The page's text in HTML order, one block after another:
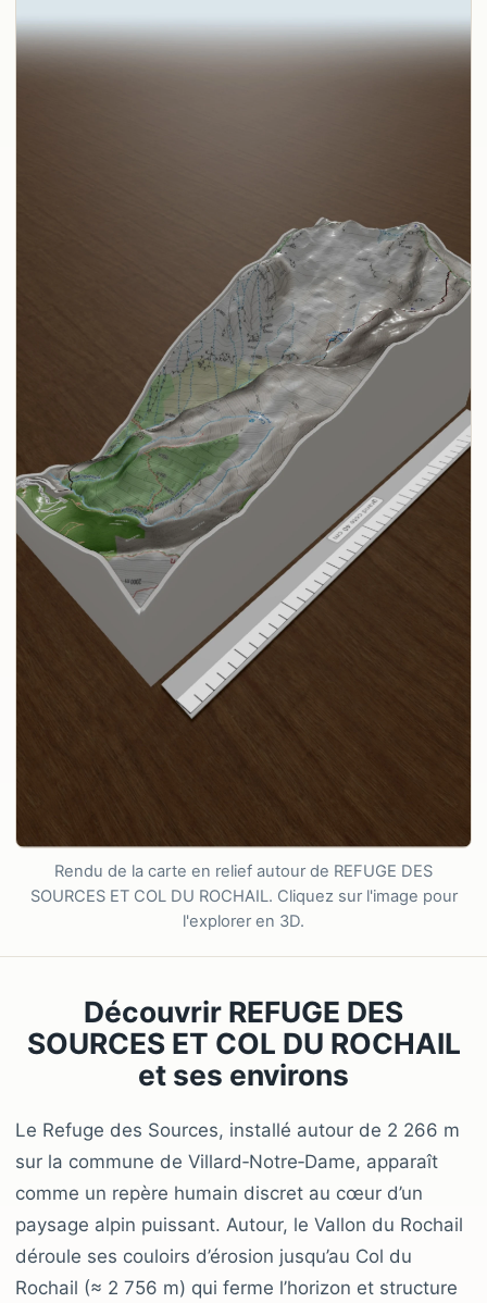
Rendu de la carte en relief autour de REFUGE DES
SOURCES ET COL DU ROCHAIL. Cliquez sur l'image pour
l'explorer en 3D.
Découvrir REFUGE DES
SOURCES ET COL DU ROCHAIL
et ses environs
Le Refuge des Sources, installé autour de 2 266 m
sur la commune de Villard‑Notre‑Dame, apparaît
comme un repère humain discret au cœur d’un
paysage alpin puissant. Autour, le Vallon du Rochail
déroule ses couloirs d’érosion jusqu’au Col du
Rochail (≈ 2 756 m) qui ferme l’horizon et structure